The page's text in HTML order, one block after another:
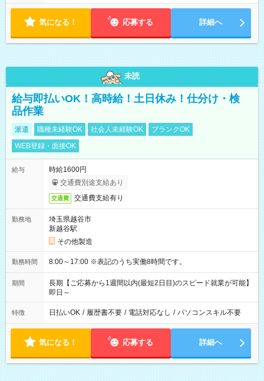
気になる！ 応募する 詳細へ
未読
給与即払いOK！高時給！土日休み！仕分け・検
品作業
派遣 職種未経験OK 社会人未経験OK
ブランクOK
WEB登録・面接OK
給与
時給1600円
交通費別途支給あり
交通費 交通費支給有り
勤務地
埼玉県越谷市
新越谷駅
その他製造
勤務時間 8:00～17:00 ※表記のうち実働8時間です。
期間
長期【ご応募から1週間以内(最短2日目)のスピード就業が可能】
即日～
特徴 日払いOK / 履歴書不要 / 電話対応なし / パソコンスキル不要
気になる！ 応募する 詳細へ